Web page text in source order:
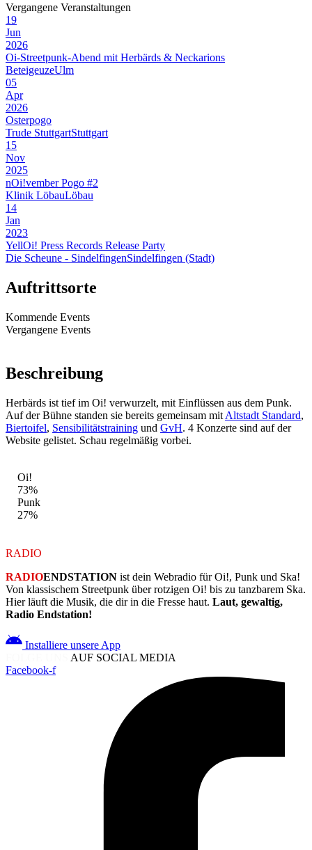
Vergangene Veranstaltungen
19
Jun
2026
Oi-Streetpunk-Abend mit Herbärds & Neckarions
BeteigeuzeUlm
05
Apr
2026
Osterpogo
Trude StuttgartStuttgart
15
Nov
2025
nOi!vember Pogo #2
Klinik LöbauLöbau
14
Jan
2023
YellOi! Press Records Release Party
Die Scheune - SindelfingenSindelfingen (Stadt)
Auftrittsorte
Kommende Events
Vergangene Events
Beschreibung
Herbärds ist tief im Oi! verwurzelt, mit Einflüssen aus dem Punk.
Auf der Bühne standen sie bereits gemeinsam mit Altstadt Standard,
Biertoifel, Sensibilitätstraining und GvH. 4 Konzerte sind auf der
Website gelistet. Schau regelmäßig vorbei.
Oi!
73%
Punk
27%
RADIO
RADIOENDSTATION ist dein Webradio für Oi!, Punk und Ska!
Von klassischem Streetpunk über rotzigen Oi! bis zu tanzbarem Ska.
Hier läuft die Musik, die dir in die Fresse haut. Laut, gewaltig,
Radio Endstation!
Installiere unsere App
AUF SOCIAL MEDIA
Facebook-f